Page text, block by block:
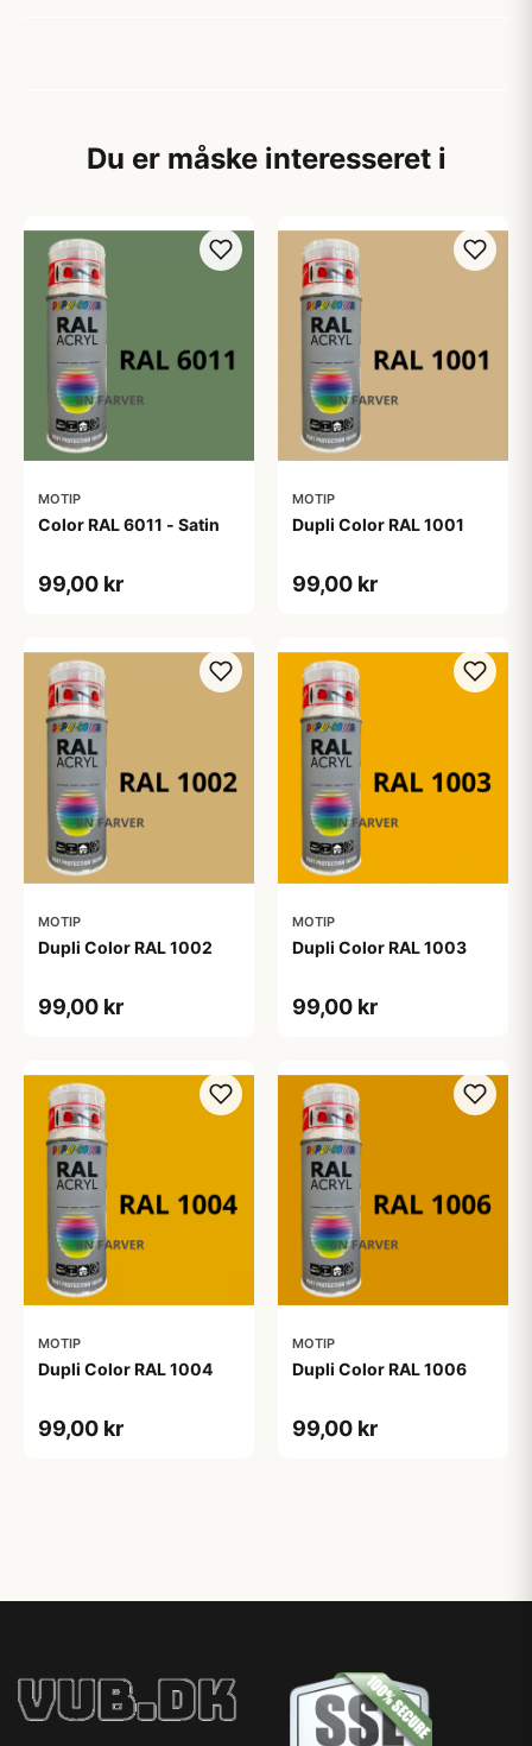
Du er måske interesseret i
MOTIP
Color RAL 6011 - Satin
99,00 kr
MOTIP
Dupli Color RAL 1001
99,00 kr
MOTIP
Dupli Color RAL 1002
99,00 kr
MOTIP
Dupli Color RAL 1003
99,00 kr
MOTIP
Dupli Color RAL 1004
99,00 kr
MOTIP
Dupli Color RAL 1006
99,00 kr